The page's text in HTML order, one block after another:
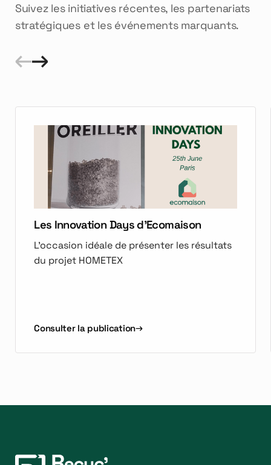
Suivez les initiatives récentes, les partenariats
stratégiques et les événements marquants.
Les Innovation Days d'Ecomaison
L'occasion idéale de présenter les résultats
du projet HOMETEX
Consulter la publication